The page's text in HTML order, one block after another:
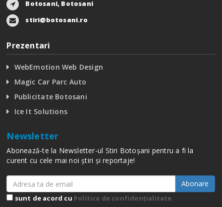
Botosani, Botosani
stiri@botosani.ro
Prezentari
WebEmotion Web Design
Magic Car Parc Auto
Publicitate Botosani
Ice It Solutions
Newsletter
Abonează-te la Newsletter-ul Stiri Botoșani pentru a fi la
curent cu cele mai noi știri și reportaje!
Abonare
sunt de acord cu Politica de confidențialitate